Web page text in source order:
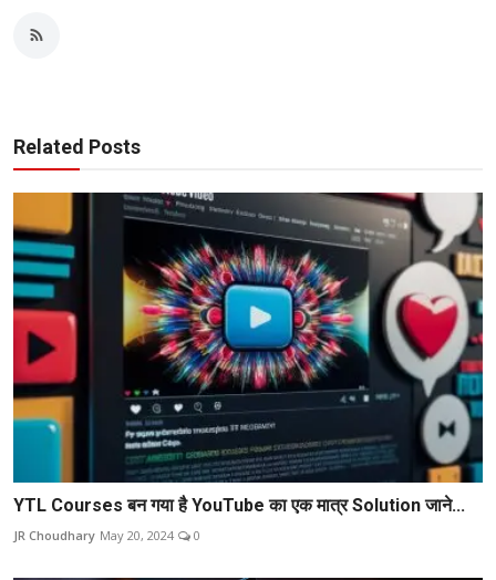
Related Posts
YTL Courses बन गया है YouTube का एक मात्र Solution जाने...
JR Choudhary May 20, 2024 0